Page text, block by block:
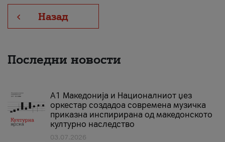
Назад
Последни новости
А1 Македонија и Националниот џез
оркестар создадоа современа музичка
приказна инспирирана од македонското
културно наследство
03.07.2026